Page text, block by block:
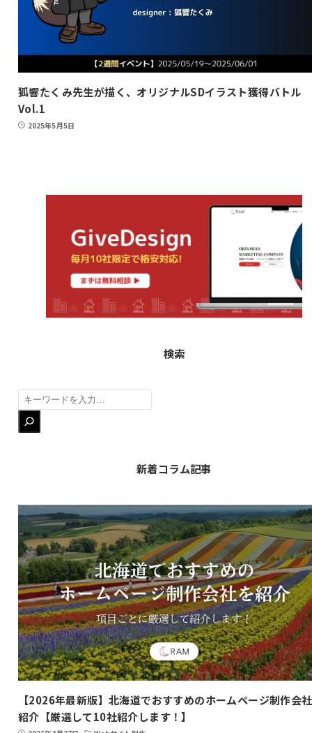
狐響たくみ先生が描く、オリジナルSDイラスト獲得バトル
Vol.1
2025年5月5日
検索
検
索
新着コラム記事
【2026年最新版】北海道でおすすめのホームページ制作会
紹介【厳選して10社紹介します！】